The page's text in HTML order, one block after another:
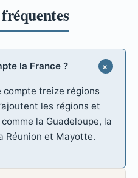
la France ?
compte treize régions
les régions et
la Guadeloupe, la
Réunion et Mayotte.